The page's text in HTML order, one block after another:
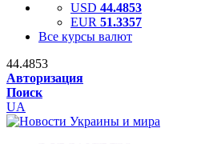
USD 44.4853
EUR 51.3357
Все курсы валют
44.4853
Авторизация
Поиск
UA